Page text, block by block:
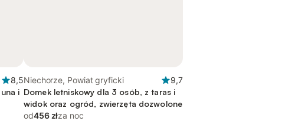
8,5
i
Niechorze, Powiat gryficki
9,7
Domek letniskowy dla 3 osób, z taras i
widok oraz ogród, zwierzęta dozwolone
od456 złza noc